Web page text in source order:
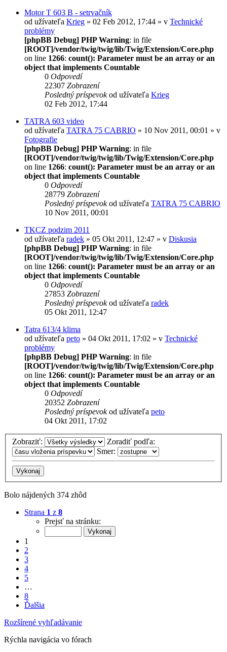
Motor T 603 B - setrvačník
od užívateľa Krieg » 02 Feb 2012, 17:44 » v Technické
problémy
[phpBB Debug] PHP Warning: in file
[ROOT]/vendor/twig/twig/lib/Twig/Extension/Core.php
on line 1266: count(): Parameter must be an array or an
object that implements Countable
0 Odpovedí
22307 Zobrazení
Posledný príspevokod užívateľa Krieg
02 Feb 2012, 17:44
TATRA 603 video
od užívateľa TATRA 75 CABRIO » 10 Nov 2011, 00:01 » v
Fotografie
[phpBB Debug] PHP Warning: in file
[ROOT]/vendor/twig/twig/lib/Twig/Extension/Core.php
on line 1266: count(): Parameter must be an array or an
object that implements Countable
0 Odpovedí
28779 Zobrazení
Posledný príspevokod užívateľa TATRA 75 CABRIO
10 Nov 2011, 00:01
TKCZ podzim 2011
od užívateľa radek » 05 Okt 2011, 12:47 » v Diskusia
[phpBB Debug] PHP Warning: in file
[ROOT]/vendor/twig/twig/lib/Twig/Extension/Core.php
on line 1266: count(): Parameter must be an array or an
object that implements Countable
0 Odpovedí
27853 Zobrazení
Posledný príspevokod užívateľa radek
05 Okt 2011, 12:47
Tatra 613/4 klima
od užívateľa peto » 04 Okt 2011, 17:02 » v Technické
problémy
[phpBB Debug] PHP Warning: in file
[ROOT]/vendor/twig/twig/lib/Twig/Extension/Core.php
on line 1266: count(): Parameter must be an array or an
object that implements Countable
0 Odpovedí
20352 Zobrazení
Posledný príspevokod užívateľa peto
04 Okt 2011, 17:02
Zobraziť:
Zoradiť podľa:
Smer:
Bolo nájdených 374 zhôd
Strana 1 z 8
Prejsť na stránku:
1
2
3
4
5
…
8
Ďalšia
Rozšírené vyhľadávanie
Rýchla navigácia vo fórach